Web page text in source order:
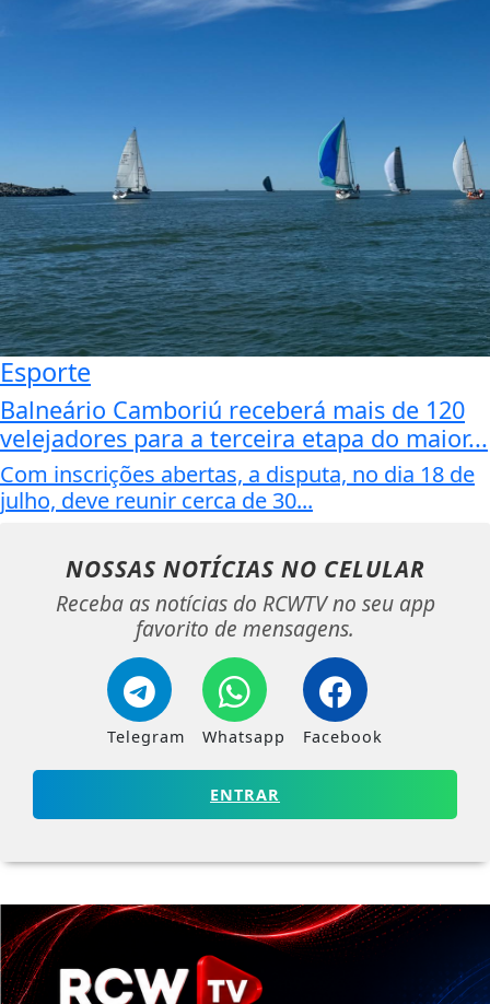
Esporte
Balneário Camboriú receberá mais de 120
velejadores para a terceira etapa do maior...
Com inscrições abertas, a disputa, no dia 18 de
julho, deve reunir cerca de 30...
NOSSAS NOTÍCIAS NO CELULAR
Receba as notícias do RCWTV no seu app
favorito de mensagens.
Telegram Whatsapp Facebook
ENTRAR